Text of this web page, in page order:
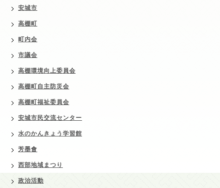
安城市
高棚町
町内会
市議会
高棚環境向上委員会
高棚町自主防災会
高棚町福祉委員会
安城市民交流センター
水のかんきょう学習館
芳墨會
西部地域まつり
政治活動